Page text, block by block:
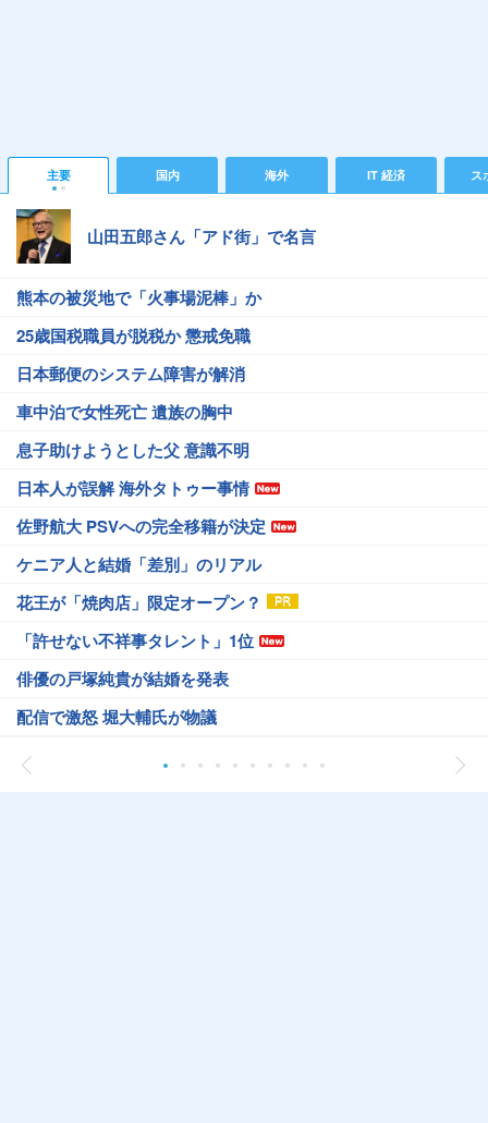
主要 国内 海外 IT 経済 ス
山田五郎さん「アド街」で名言
熊本の被災地で「火事場泥棒」か
25歳国税職員が脱税か 懲戒免職
日本郵便のシステム障害が解消
車中泊で女性死亡 遺族の胸中
息子助けようとした父 意識不明
日本人が誤解 海外タトゥー事情
佐野航大 PSVへの完全移籍が決定
ケニア人と結婚「差別」のリアル
花王が「焼肉店」限定オープン？
「許せない不祥事タレント」1位
俳優の戸塚純貴が結婚を発表
配信で激怒 堀大輔氏が物議